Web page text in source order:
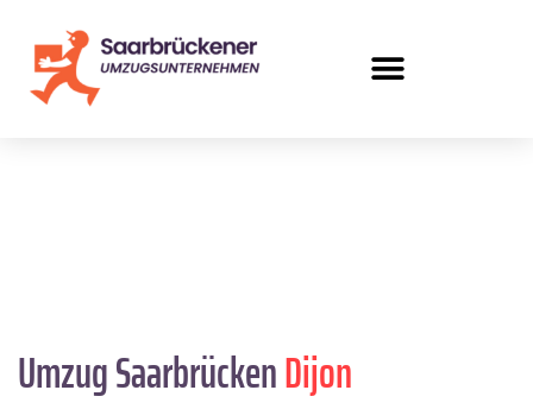
Umzug SaarbrückenDijon